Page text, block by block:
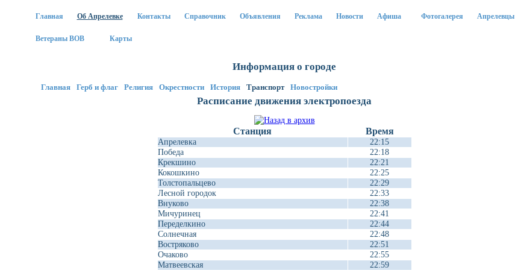
Главная Об Апрелевке Контакты Справочник Объявления Реклама Новости Афиша Фотогалерея Апрелевцы
Ветераны ВОВ Карты
Информация о городе
Главная Герб и флаг Религия Окрестности История Транспорт Новостройки
Расписание движения электропоезда
Станция Время
Апрелевка
22:15
Победа
22:18
Крекшино
22:21
Кокошкино
22:25
Толстопальцево
22:29
Лесной городок
22:33
Внуково
22:38
Мичуринец
22:41
Переделкино
22:44
Солнечная
22:48
Востряково
22:51
Очаково
22:55
Матвеевская
22:59